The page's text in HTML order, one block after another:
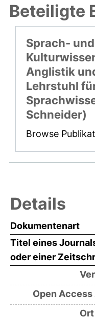
Beteiligte
Sprach-
Anglistik
Lehrstuhl
Schneider)
Browse
Details
Dokumentenart
Titel eines
oder einer
Open Access